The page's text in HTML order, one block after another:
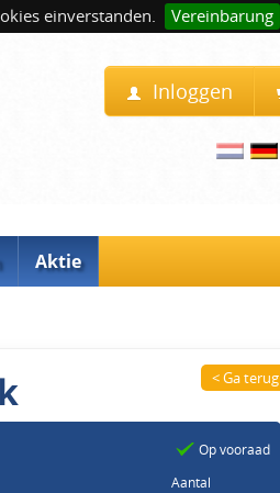
einverstanden. Vereinbarung
Inloggen
Aktie
< Ga terug
Op vooraad
Aantal